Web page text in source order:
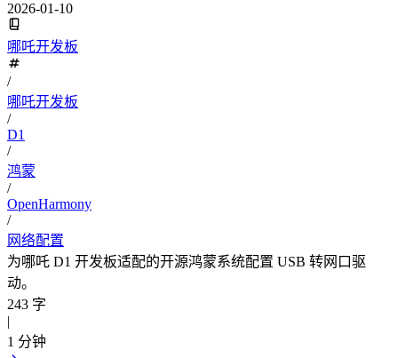
2026-01-10
哪吒开发板
/
哪吒开发板
/
D1
/
鸿蒙
/
OpenHarmony
/
网络配置
为哪吒 D1 开发板适配的开源鸿蒙系统配置 USB 转网口驱
动。
243 字
|
1 分钟